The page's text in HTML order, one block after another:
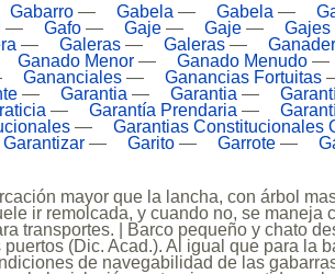
Gabarro — Gabela — Gabela —
— Gafo — Gaje — Gaje —
Gajes
— Galeras — Galeras —
Ganado Menor — Ganado Menudo —
Gananciales — Ganancias Fortuitas
— Garantia — Garantia —
— Garantía Prendaria —
—
Garantias Constitucionales
Garantizar — Garito — Garrote —
mayor que la lancha, con árbol
ir remolcada, y cuando no, se maneja
transportes. | Barco pequeño y chato
(Dic. Acad.). Al igual que para la
de navegabilidad de las